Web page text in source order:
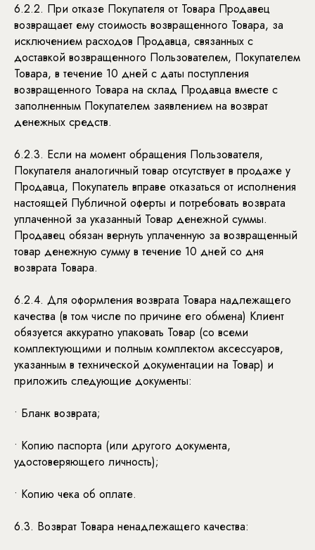
6.2.2. При отказе Покупателя от Товара Продавец
возвращает ему стоимость возвращенного Товара, за
исключением расходов Продавца, связанных с
доставкой возвращенного Пользователем, Покупателем
Товара, в течение 10 дней с даты поступления
возвращенного Товара на склад Продавца вместе с
заполненным Покупателем заявлением на возврат
денежных средств.
6.2.3. Если на момент обращения Пользователя,
Покупателя аналогичный товар отсутствует в продаже у
Продавца, Покупатель вправе отказаться от исполнения
настоящей Публичной оферты и потребовать возврата
уплаченной за указанный Товар денежной суммы.
Продавец обязан вернуть уплаченную за возвращенный
товар денежную сумму в течение 10 дней со дня
возврата Товара.
6.2.4. Для оформления возврата Товара надлежащего
качества (в том числе по причине его обмена) Клиент
обязуется аккуратно упаковать Товар (со всеми
комплектующими и полным комплектом аксессуаров,
указанным в технической документации на Товар) и
приложить следующие документы:
• Бланк возврата;
• Копию паспорта (или другого документа,
удостоверяющего личность);
• Копию чека об оплате.
6.3. Возврат Товара ненадлежащего качества: